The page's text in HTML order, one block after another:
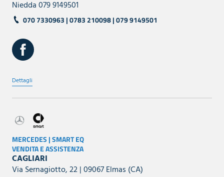
Niedda 079 9149501
070 7330963 | 0783 210098 | 079 9149501
Dettagli
MERCEDES | SMART EQ
VENDITA E ASSISTENZA
CAGLIARI
Via Sernagiotto, 22 | 09067 Elmas (CA)